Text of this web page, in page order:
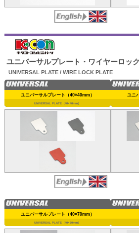
ユニバーサルプレート・ワイヤーロッ
UNIVERSAL PLATE / WIRE LOCK PLATE
ユニバーサルプレート（40×40mm）
UNIVERSAL PLATE（40×40mm）
ユニ
ユニバーサルプレート（40×70mm）
UNIVERSAL PLATE（40×70mm）